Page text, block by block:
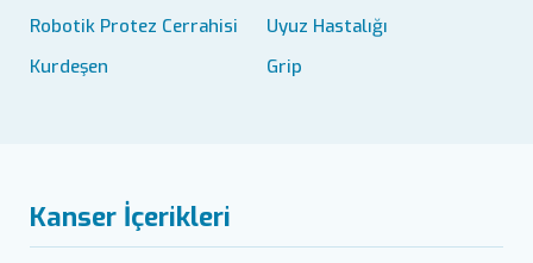
Robotik Protez Cerrahisi
Uyuz Hastalığı
Kurdeşen
Grip
Kanser İçerikleri